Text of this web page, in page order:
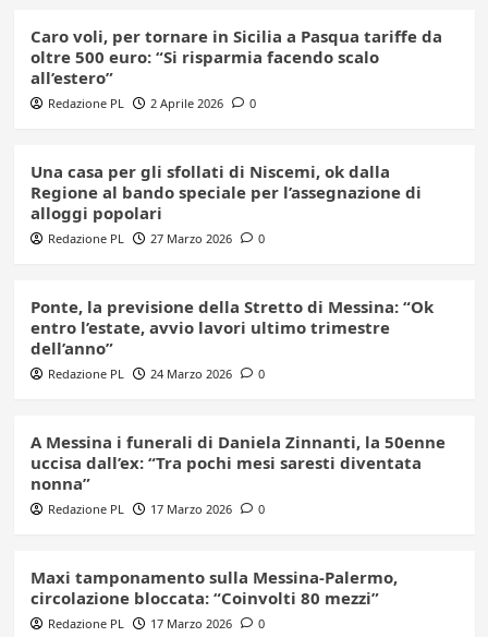
Caro voli, per tornare in Sicilia a Pasqua tariffe da
oltre 500 euro: “Si risparmia facendo scalo
all’estero”
Redazione PL 2 Aprile 2026 0
Una casa per gli sfollati di Niscemi, ok dalla
Regione al bando speciale per l’assegnazione di
alloggi popolari
Redazione PL 27 Marzo 2026 0
Ponte, la previsione della Stretto di Messina: “Ok
entro l’estate, avvio lavori ultimo trimestre
dell’anno”
Redazione PL 24 Marzo 2026 0
A Messina i funerali di Daniela Zinnanti, la 50enne
uccisa dall’ex: “Tra pochi mesi saresti diventata
nonna”
Redazione PL 17 Marzo 2026 0
Maxi tamponamento sulla Messina-Palermo,
circolazione bloccata: “Coinvolti 80 mezzi”
Redazione PL 17 Marzo 2026 0